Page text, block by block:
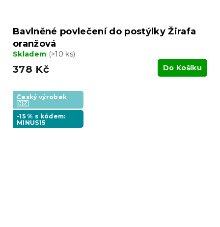
Bavlněné povlečení do postýlky Žirafa
oranžová
Skladem (>10 ks)
378 Kč Do Košíku
Český výrobek
🇨🇿
-15 % s kódem:
MINUS15